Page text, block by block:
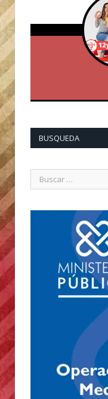
BUSQUEDA